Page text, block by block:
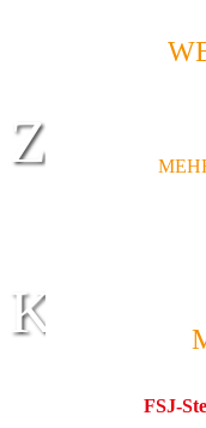
Kinder
FSJ-